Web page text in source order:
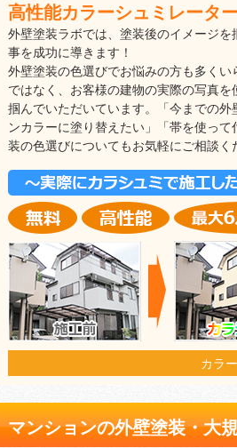
高性能カラーシュミレータ
外壁塗装ラボでは、塗装後のイメージ
事を成功に導きます！
外壁塗装の色選びでお悩みの方も多く
ではなく、お客様の建物の実際の写真
掴んでいただいています。「今までの
ンカラーに塗り替えたい」「帯を使っ
装の色選びについてもお気軽にご相談く
カラ
マンションの外壁塗装・大